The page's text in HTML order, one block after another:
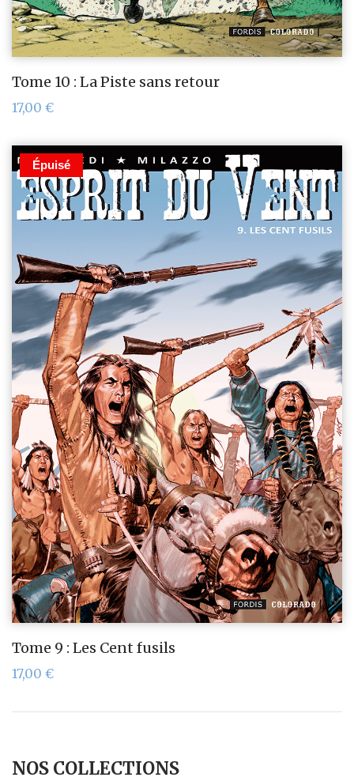
NOS COLLECTIONS
Tome 10 : La Piste sans retour
17,00 €
Épuisé
Tome 9 : Les Cent fusils
17,00 €